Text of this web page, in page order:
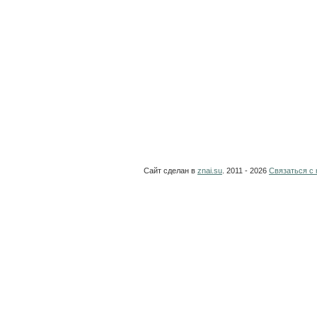
Сайт сделан в znai.su . 2011 - 2026 Связаться с